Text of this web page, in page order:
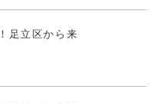
足立区から来